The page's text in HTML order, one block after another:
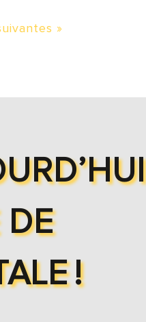
»
DE
!